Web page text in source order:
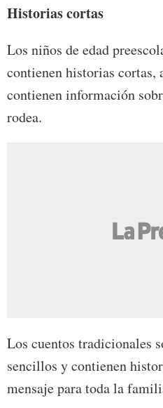
Historias cortas
Los niños de edad
contienen historias
contienen información
rodea.
Los cuentos tradicionales
sencillos y contienen
mensaje para toda la